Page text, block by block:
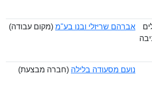
אברהם שריזלי ובנו בע"מ(מקום עבודה)
נועם מסעודה בלילה(חברה מבצעת)